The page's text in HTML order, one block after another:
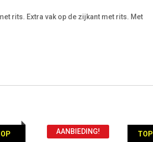
rits. Extra vak op de zijkant met rits. Met
TOP
AANBIEDING!